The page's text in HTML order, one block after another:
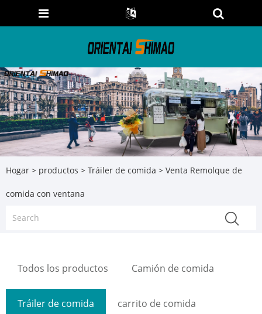
Hogar > productos > Tráiler de comida > Venta Remolque de
comida con ventana
Todos los productos Camión de comida
Tráiler de comida carrito de comida